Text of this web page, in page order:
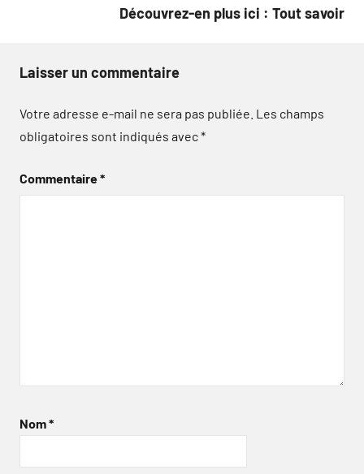
Découvrez-en plus ici : Tout savoir
Laisser un commentaire
Votre adresse e-mail ne sera pas publiée. Les champs
obligatoires sont indiqués avec*
Commentaire*
Nom*